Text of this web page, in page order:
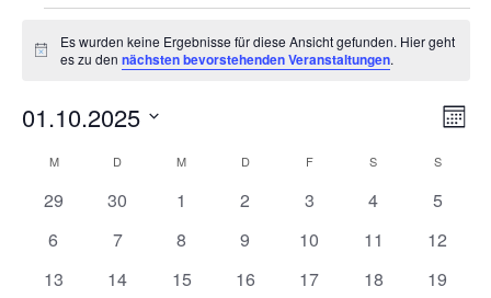
Veranstaltungen
Hinweis
Es wurden keine Ergebnisse für diese Ansicht gefunden. Hier geht
es zu dennächsten bevorstehenden Veranstaltungen.
Monat
01.10.2025
wählen.
Kalender
von
MMONTAG D DIENSTAGM MITTWOCH
DDONNERSTAG
FFREITAG S SAMSTAGS
0
29
0
30
0
1
0
2
0
3
0
4
0
5
0
6
0
7
0
8
0
9
0
10
0
11
0
12
0
13
0
14
0
15
0
16
0
17
0
18
0
19